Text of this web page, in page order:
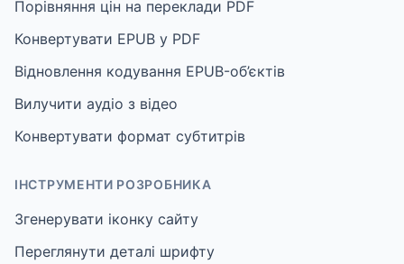
Порівняння цін на переклади PDF
Конвертувати EPUB у PDF
Відновлення кодування EPUB-об’єктів
Вилучити аудіо з відео
Конвертувати формат субтитрів
ІНСТРУМЕНТИ РОЗРОБНИКА
Згенерувати іконку сайту
Переглянути деталі шрифту